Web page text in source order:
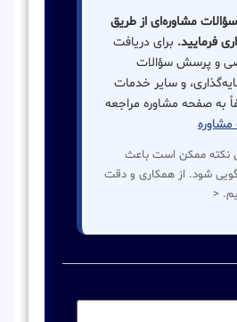
مشاوره‌ای از طریق
فرمایید. برای دریافت
و پرسش سؤالات
و سایر خدمات
به صفحه مشاوره مراجعه
نکته ممکن است باعث
شود. از همکاری و دقت
<